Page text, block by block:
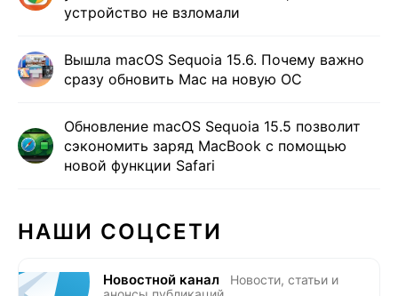
устройство не взломали
Вышла macOS Sequoia 15.6. Почему важно
сразу обновить Mac на новую ОС
Обновление macOS Sequoia 15.5 позволит
сэкономить заряд MacBook с помощью
новой функции Safari
НАШИ СОЦСЕТИ
Новостной канал
Новости, статьи и